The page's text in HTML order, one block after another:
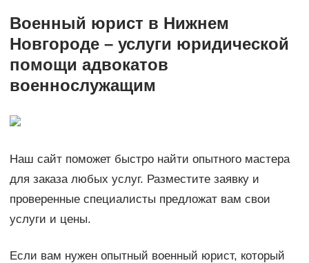
Военный юрист в Нижнем
Новгороде – услуги юридической
помощи адвокатов
военнослужащим
Наш сайт поможет быстро найти опытного мастера
для заказа любых услуг. Разместите заявку и
проверенные специалисты предложат вам свои
услуги и цены.
Если вам нужен опытный военный юрист, который